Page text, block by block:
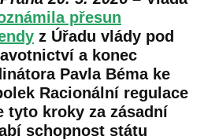
přesun
z Úřadu vlády pod
a konec
Pavla Béma ke
Racionální regulace
tyto kroky za zásadní
schopnost státu